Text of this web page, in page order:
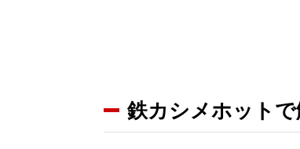
鉄カシメホット